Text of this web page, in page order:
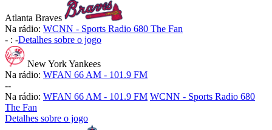
Atlanta Braves
Na rádio: WCNN - Sports Radio 680 The Fan
- : -Detalhes sobre o jogo
New York Yankees
Na rádio: WFAN 66 AM - 101.9 FM
--
Na rádio: WFAN 66 AM - 101.9 FM WCNN - Sports Radio 680
The Fan
Detalhes sobre o jogo